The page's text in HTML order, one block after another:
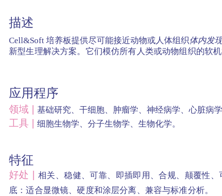
描述
Cell&Soft 培养板提供尽可能接近动物或人体组织体内发
新型生理解决方案。 它们模仿所有人类或动物组织的软
应用程序
领域 | 基础研究、干细胞、肿瘤学、神经病学、心脏病
工具 | 细胞生物学、分子生物学、生物化学。
特征
好处 | 相关、稳健、可靠、即插即用 、合规、颠覆性、
底：适合显微镜、硬度和涂层分离、 兼容与标准分析。